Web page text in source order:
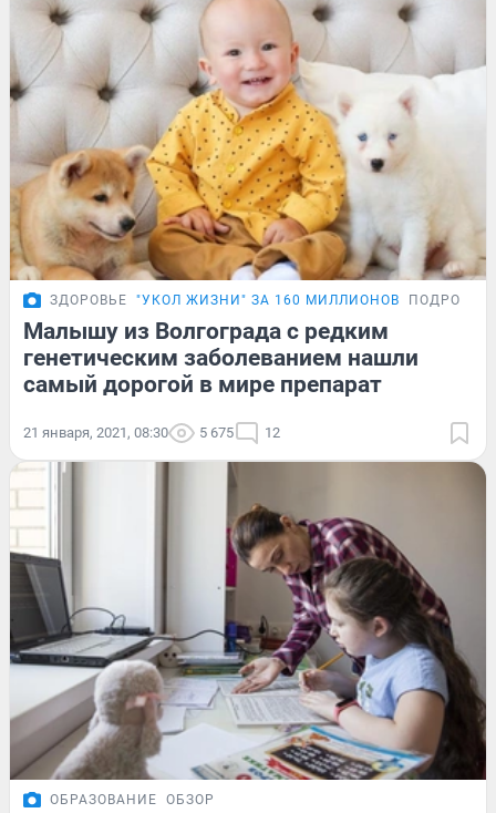
ЗДОРОВЬЕ "УКОЛ ЖИЗНИ" ЗА 160 МИЛЛИОНОВ
Малышу из Волгограда с редким
генетическим заболеванием нашли
самый дорогой в мире препарат
21 января, 2021, 08:30 5 675 12
ОБРАЗОВАНИЕ ОБЗОР